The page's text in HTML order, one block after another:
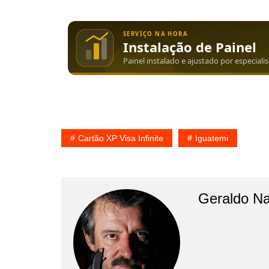
Cartão XP Visa Infinite Iguatemi
Geraldo